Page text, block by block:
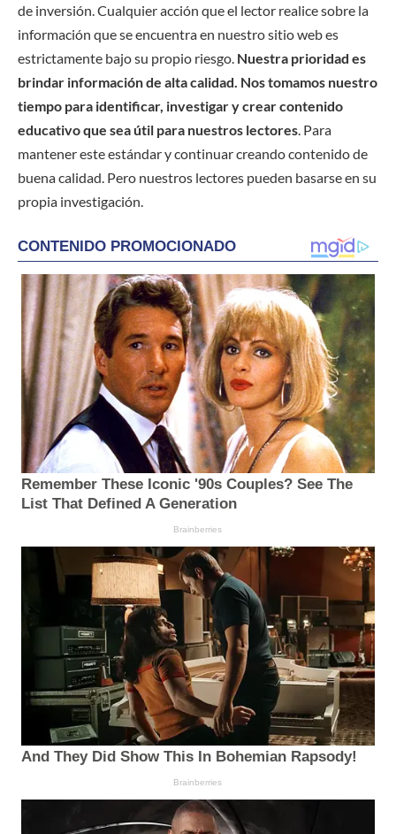
de inversión. Cualquier acción que el lector realice sobre la
información que se encuentra en nuestro sitio web es
estrictamente bajo su propio riesgo. Nuestra prioridad es
brindar información de alta calidad. Nos tomamos nuestro
tiempo para identificar, investigar y crear contenido
educativo que sea útil para nuestros lectores. Para
mantener este estándar y continuar creando contenido de
buena calidad. Pero nuestros lectores pueden basarse en su
propia investigación.